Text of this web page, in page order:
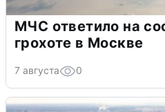
МЧС ответило на
грохоте в Москве
7 августа 0